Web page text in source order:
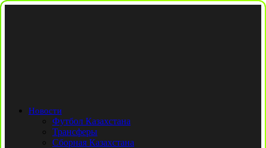
Новости
Футбол Казахстана
Трансферы
Сборная Казахстана